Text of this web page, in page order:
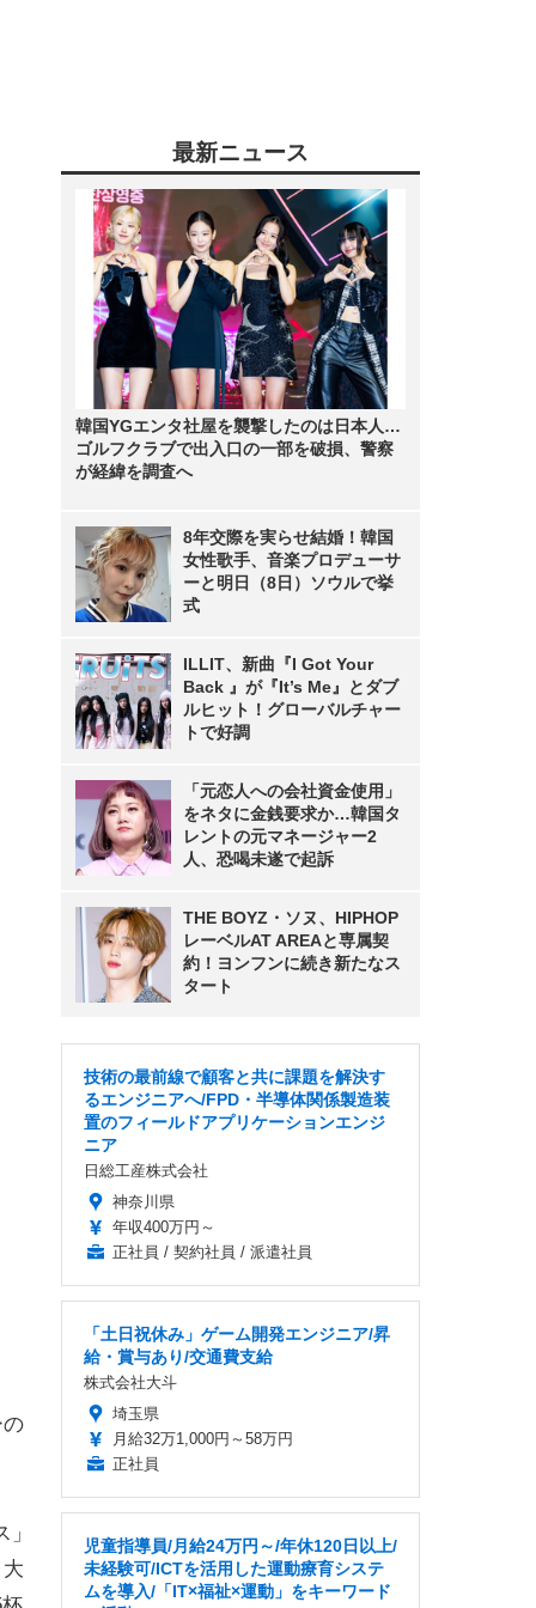
最新ニュース
韓国YGエンタ社屋を襲撃したのは日本人…
ゴルフクラブで出入口の一部を破損、警察
が経緯を調査へ
8年交際を実らせ結婚！韓国
女性歌手、音楽プロデューサ
ーと明日（8日）ソウルで挙
式
ILLIT、新曲『I Got Your
Back 』が『It’s Me』とダブ
ルヒット！グローバルチャー
トで好調
「元恋人への会社資金使用」
をネタに金銭要求か…韓国タ
レントの元マネージャー2
人、恐喝未遂で起訴
THE BOYZ・ソヌ、HIPHOP
レーベルAT AREAと専属契
約！ヨンフンに続き新たなス
タート
技術の最前線で顧客と共に課題を解決す
るエンジニアへ/FPD・半導体関係製造装
置のフィールドアプリケーションエンジ
ニア
日総工産株式会社
神奈川県
年収400万円～
正社員 / 契約社員 / 派遣社員
「土日祝休み」ゲーム開発エンジニア/昇
給・賞与あり/交通費支給
株式会社大斗
埼玉県
月給32万1,000円～58万円
正社員
児童指導員/月給24万円～/年休120日以上/
未経験可/ICTを活用した運動療育システ
ムを導入/「IT×福祉×運動」をキーワード